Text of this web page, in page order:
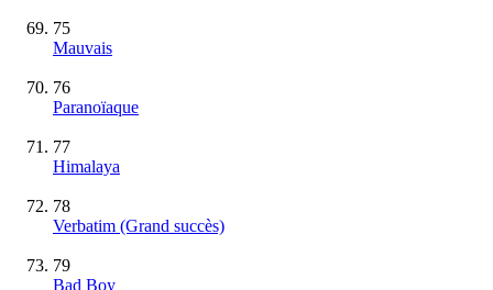
75
Mauvais
76
Paranoïaque
77
Himalaya
78
Verbatim (Grand succès)
79
Bad Boy